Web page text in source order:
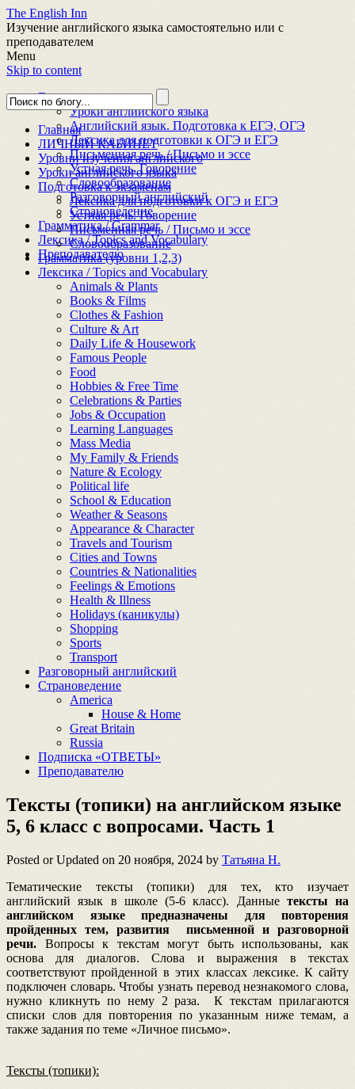
The English Inn
Изучение английского языка самостоятельно или с
преподавателем
Menu
Skip to content
Главная
Уроки английского языка
Английский язык. Подготовка к ЕГЭ, ОГЭ
Лексика для подготовки к ОГЭ и ЕГЭ
Письменная речь / Письмо и эссе
Устная речь. Говорение
Словообразование
Разговорный английский
Страноведение
Грамматика / Grammar
Лексика / Topics and Vocabulary
Преподавателю
Главная
ЛИЧНЫЙ КАБИНЕТ
Уровни изучения английского
Уроки английского языка
Подготовка к экзаменам
Лексика для подготовки к ОГЭ и ЕГЭ
Устная речь. Говорение
Письменная речь / Письмо и эссе
Словообразование
Грамматика (уровни 1,2,3)
Лексика / Topics and Vocabulary
Animals & Plants
Books & Films
Clothes & Fashion
Culture & Art
Daily Life & Housework
Famous People
Food
Hobbies & Free Time
Celebrations & Parties
Jobs & Occupation
Learning Languages
Mass Media
My Family & Friends
Nature & Ecology
Political life
School & Education
Weather & Seasons
Appearance & Character
Travels and Tourism
Cities and Towns
Countries & Nationalities
Feelings & Emotions
Health & Illness
Holidays (каникулы)
Shopping
Sports
Transport
Разговорный английский
Страноведение
America
House & Home
Great Britain
Russia
Подписка «ОТВЕТЫ»
Преподавателю
Тексты (топики) на английском языке
5, 6 класс с вопросами. Часть 1
Posted or Updated on 20 ноября, 2024 by Татьяна Н.
Тематические тексты (топики) для тех, кто изучает
английский язык в школе (5-6 класс). Данные тексты на
английском языке предназначены для повторения
пройденных тем, развития письменной и разговорной
речи. Вопросы к текстам могут быть использованы, как
основа для диалогов. Слова и выражения в текстах
соответствуют пройденной в этих классах лексике. К сайту
подключен словарь. Чтобы узнать перевод незнакомого слова,
нужно кликнуть по нему 2 раза. К текстам прилагаются
списки слов для повторения по указанным ниже темам, а
также задания по теме «Личное письмо».
Тексты (топики):